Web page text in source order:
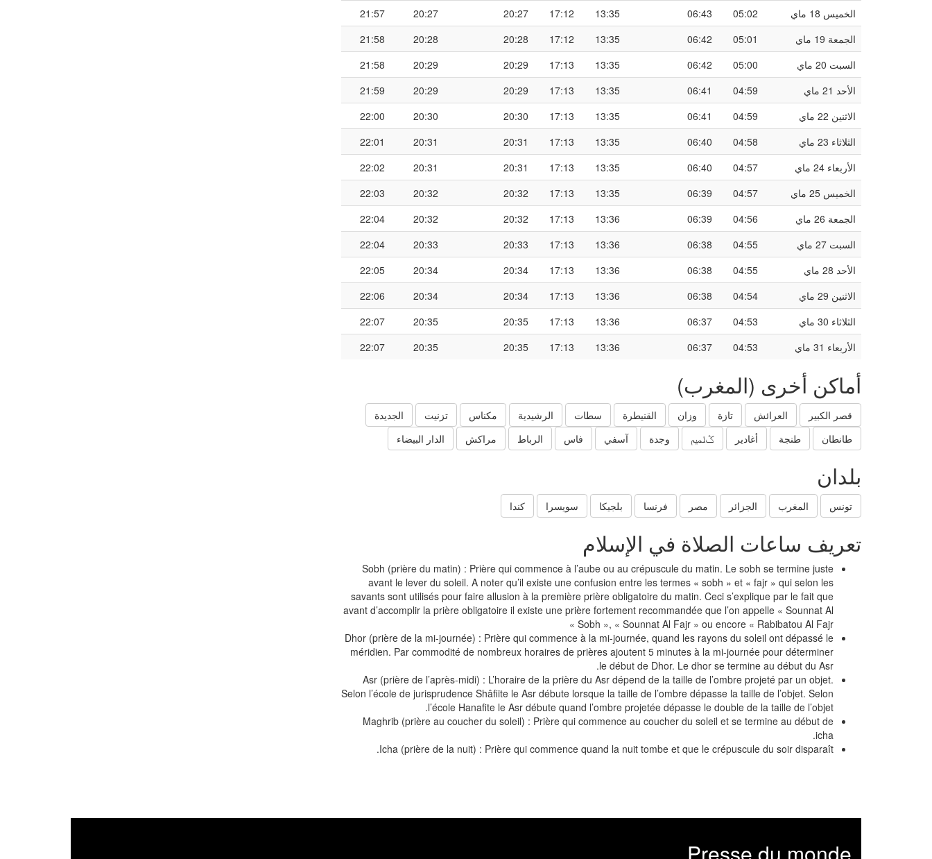
الخميس 18 ماي
05:02
06:43
13:35
17:12
20:27
20:27
21:57
الجمعة 19 ماي
05:01
06:42
13:35
17:12
20:28
20:28
21:58
السبت 20 ماي
05:00
06:42
13:35
17:13
20:29
20:29
21:58
الأحد 21 ماي
04:59
06:41
13:35
17:13
20:29
20:29
21:59
الاثنين 22 ماي
04:59
06:41
13:35
17:13
20:30
20:30
22:00
الثلاثاء 23 ماي
04:58
06:40
13:35
17:13
20:31
20:31
22:01
الأربعاء 24 ماي
04:57
06:40
13:35
17:13
20:31
20:31
22:02
الخميس 25 ماي
04:57
06:39
13:35
17:13
20:32
20:32
22:03
الجمعة 26 ماي
04:56
06:39
13:36
17:13
20:32
20:32
22:04
السبت 27 ماي
04:55
06:38
13:36
17:13
20:33
20:33
22:04
الأحد 28 ماي
04:55
06:38
13:36
17:13
20:34
20:34
22:05
الاثنين 29 ماي
04:54
06:38
13:36
17:13
20:34
20:34
22:06
الثلاثاء 30 ماي
04:53
06:37
13:36
17:13
20:35
20:35
22:07
الأربعاء 31 ماي
04:53
06:37
13:36
17:13
20:35
20:35
22:07
أماكن أخرى (المغرب)
قصر الكبير العرائش تازة وزان القنيطرة سطات الرشيدية مكناس تزنيت
الجديدة
طانطان
طنجة أغادير ݣلميم وجدة آسفي فاس الرباط مراكش الدار البيضاء
بلدان
تونس المغرب الجزائر مصر فرنسا بلجيكا سويسرا كندا
تعريف ساعات الصلاة في الإسلام
Sobh (prière du matin) : Prière qui commence à l’aube ou au crépuscule du matin. Le sobh se termine juste
avant le lever du soleil. A noter qu’il existe une confusion entre les termes « sobh » et « fajr » qui selon les
savants sont utilisés pour faire allusion à la première prière obligatoire du matin. Ceci s’explique par le fait que
avant d’accomplir la prière obligatoire il existe une prière fortement recommandée que l’on appelle « Sounnat Al
Sobh », « Sounnat Al Fajr » ou encore « Rabibatou Al Fajr »
Dhor (prière de la mi-journée) : Prière qui commence à la mi-journée, quand les rayons du soleil ont dépassé le
méridien. Par commodité de nombreux horaires de prières ajoutent 5 minutes à la mi-journée pour déterminer
le début de Dhor. Le dhor se termine au début du Asr.
Asr (prière de l’après-midi) : L’horaire de la prière du Asr dépend de la taille de l’ombre projeté par un objet.
Selon l’école de jurisprudence Shâfiite le Asr débute lorsque la taille de l’ombre dépasse la taille de l’objet. Selon
l’école Hanafite le Asr débute quand l’ombre projetée dépasse le double de la taille de l’objet.
Maghrib (prière au coucher du soleil) : Prière qui commence au coucher du soleil et se termine au début de
icha.
Icha (prière de la nuit) : Prière qui commence quand la nuit tombe et que le crépuscule du soir disparaît.